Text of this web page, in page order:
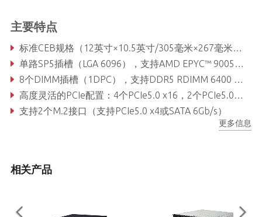
主要特点
标准CEB规格（12英寸×10.5英寸/305毫米×267毫米）：便于集成，空间高效设计
单路SP5插槽（LGA 6096），支持AMD EPYC™ 9005/9004系列处理器
8个DIMM插槽（1DPC），支持DDR5 RDIMM 6400 MT/s
高度灵活的PCIe配置：4个PCIe5.0 x16，2个PCIe5.0 x8，1个MCIO接口（支持PCIe5.0 x8或8路SATA 6Gb/s），4个MCIO接口（支持PCIe5.0 x8）
支持2个M.2接口（支持PCIe5.0 x4或SATA 6Gb/s）
更多信息
相关产品